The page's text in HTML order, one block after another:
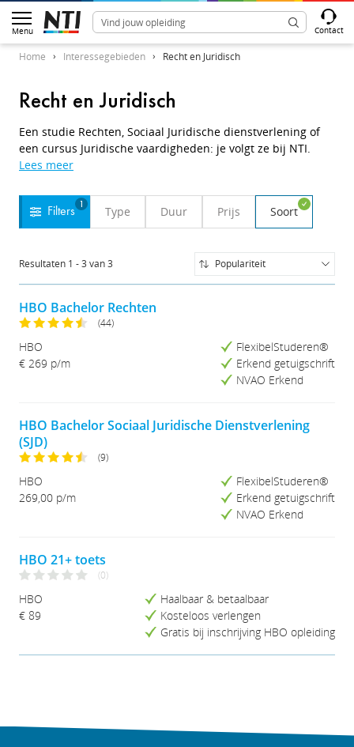
Menu Contact
Home Interessegebieden Recht en Juridisch
Recht en Juridisch
Een studie Rechten, Sociaal Juridische dienstverlening of
een cursus Juridische vaardigheden: je volgt ze bij NTI.
Lees meer
Filters
1 Type Duur Prijs Soort
Resultaten 1 -3 van3
Populariteit
Populariteit
Prijs (Hoog-Laag)
Studieduur (Kort-Lang)
Studieduur (Lang-Kort)
HBO Bachelor Rechten
(44)
HBO
€ 269 p/m
FlexibelStuderen®
Erkend getuigschrift
NVAO Erkend
HBO Bachelor Sociaal Juridische Dienstverlening
(SJD)
(9)
HBO
269,00 p/m
FlexibelStuderen®
Erkend getuigschrift
NVAO Erkend
HBO 21+ toets
(0)
HBO
€ 89
Haalbaar & betaalbaar
Kosteloos verlengen
Gratis bij inschrijving HBO opleiding